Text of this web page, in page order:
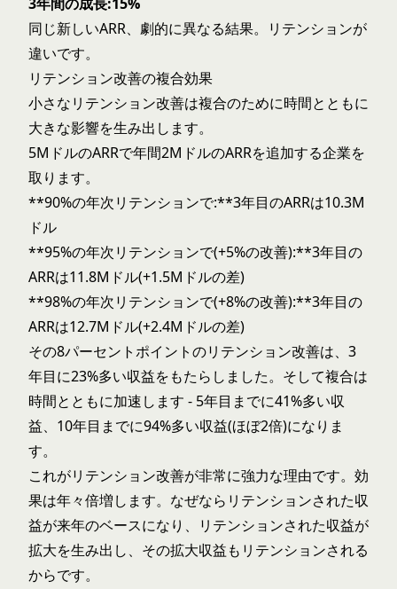
同じ新しいARR、劇的に異なる結果。リテンションが
違いです。
リテンション改善の複合効果
小さなリテンション改善は複合のために時間とともに
大きな影響を生み出します。
5MドルのARRで年間2MドルのARRを追加する企業を
取ります。
**90%の年次リテンションで:**3年目のARRは10.3M
ドル
**95%の年次リテンションで(+5%の改善):**3年目の
ARRは11.8Mドル(+1.5Mドルの差)
**98%の年次リテンションで(+8%の改善):**3年目の
ARRは12.7Mドル(+2.4Mドルの差)
その8パーセントポイントのリテンション改善は、3
年目に23%多い収益をもたらしました。そして複合は
時間とともに加速します - 5年目までに41%多い収
益、10年目までに94%多い収益(ほぼ2倍)になりま
す。
これがリテンション改善が非常に強力な理由です。効
果は年々倍増します。なぜならリテンションされた収
益が来年のベースになり、リテンションされた収益が
拡大を生み出し、その拡大収益もリテンションされる
からです。